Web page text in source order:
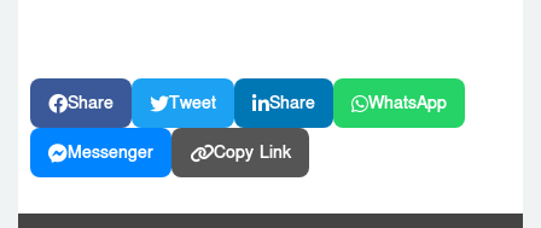
Share Tweet Share WhatsApp
Messenger Copy Link